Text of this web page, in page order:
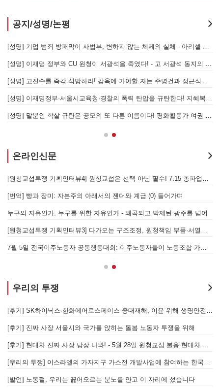
공지/성명/논평
[성명] 기업 범죄 방패막이 사법부, 변하지 않는 체제의 실체 - 아리셀 참사 주범 박순관 4년 선고에 부쳐
[성명] 이재명 정부와 CU 원청이 서광석을 죽였다! - 고 서광석 동지의 죽음을 애도하며
[성명] 고진수를 즉각 석방하라! 감옥에 가야할 자는 주명건과 정근식이다!
[성명] 이재명정부·서울시교육청·경찰의 폭력 탄압을 규탄한다! 지혜복 교사와 연대자들을 즉각 석방하라!
[성명] 말뿐인 학살 규탄은 공모의 또 다른 이름이다! 평화활동가 여권 무효화 지금 당장 철회하라!
온라인신문
[원청교섭투쟁 기획인터뷰4] 원청교섭은 선택 아닌 필수! 7.15 총파업은 자본에 원청교섭 시작을 알리는 첫걸음이자 선전포고다
[번역] 빵과 장미: 자본주의 아래서의 젠더와 계급 (0) 들어가며
누구의 자유인가, 누구를 위한 자유인가 - 왜곡되고 박제된 광주를 넘어
[원청교섭투쟁 기획인터뷰3] 다가오는 구조조정, 원청책임 부품·서열노동자 총고용 보장을 요구하며 공동파업에 나섭시다! - 현대
7월 5일 전국이주노동자 공동행동대회: 이주노동자들이 노동조합 가입을 선언하다
우리의 투쟁
[후기] SK하이닉스·한화에어로스페이스 중대재해, 이윤 위해 생명안전을 위협하는 '첨단산업' 자본을 규탄하다
[후기] 진짜 사장 서울시와 국가를 앉히는 돌봄 노동자 투쟁을 위해
[후기] 현대차 진짜 사장 당장 나와! - 5월 28일 원청교섭 불응 현대차 규탄 금속노조 결의대회
[우리의 투쟁] 이스라엘의 가자지구 가스전 개발사업에 참여하는 한국석유공사 규탄 기자회견이 열리다.
[발언] 노동절, 우리는 끓어오르는 분노를 안고 이 자리에 섰습니다